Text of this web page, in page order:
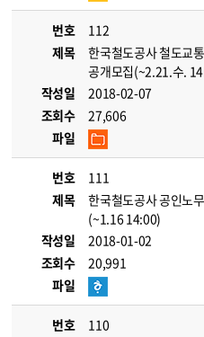
번호
112
제목
한국철도공사 철도교
공개모집(~2.21.수.
작성일
2018-02-07
조회수
27,606
파일
번호
111
제목
한국철도공사 공인노
(~1.16 14:00)
작성일
2018-01-02
조회수
20,991
파일
번호
110